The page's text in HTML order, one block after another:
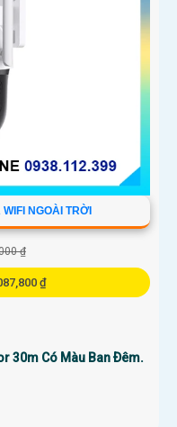
NGOÀI TRỜI
₫
₫
30m Có Màu Ban Ðêm.